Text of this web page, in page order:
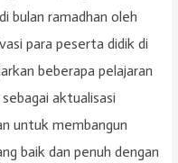
bulan ramadhan oleh
para peserta didik di
beberapa pelajaran
aktualisasi
untuk membangun
baik dan penuh dengan